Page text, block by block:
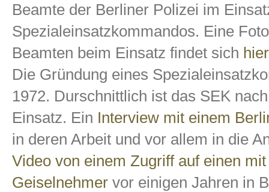
Beamte der Berliner Polizei im
Spezialeinsatzkommandos. Eine
Beamten beim Einsatz findet sich hier
Die Gründung eines
1972. Durschnittlich ist das SEK
Einsatz. Ein Interview mit einem
in deren Arbeit und vor allem in die
Video von einem Zugriff auf einen
Geiselnehmer vor einigen Jahren in